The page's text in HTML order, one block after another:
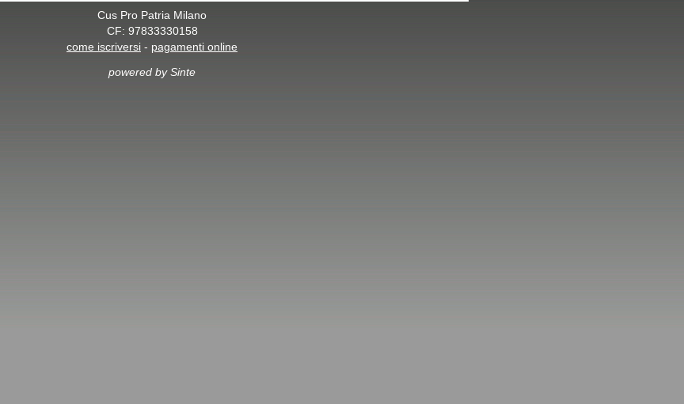
Cus Pro Patria Milano
CF: 97833330158
come iscriversi - pagamenti online
powered by Sinte